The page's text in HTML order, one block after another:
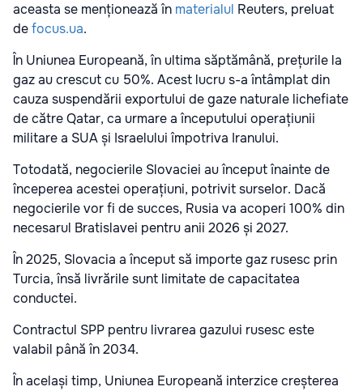
aceasta se menționează în materialul Reuters, preluat
defocus.ua.
În Uniunea Europeană, în ultima săptămână, prețurile la
gaz au crescut cu 50%. Acest lucru s-a întâmplat din
cauza suspendării exportului de gaze naturale lichefiate
de către Qatar, ca urmare a începutului operațiunii
militare a SUA și Israelului împotriva Iranului.
Totodată, negocierile Slovaciei au început înainte de
începerea acestei operațiuni, potrivit surselor. Dacă
negocierile vor fi de succes, Rusia va acoperi 100% din
necesarul Bratislavei pentru anii 2026 și 2027.
În 2025, Slovacia a început să importe gaz rusesc prin
Turcia, însă livrările sunt limitate de capacitatea
conductei.
Contractul SPP pentru livrarea gazului rusesc este
valabil până în 2034.
În același timp, Uniunea Europeană interzice creșterea